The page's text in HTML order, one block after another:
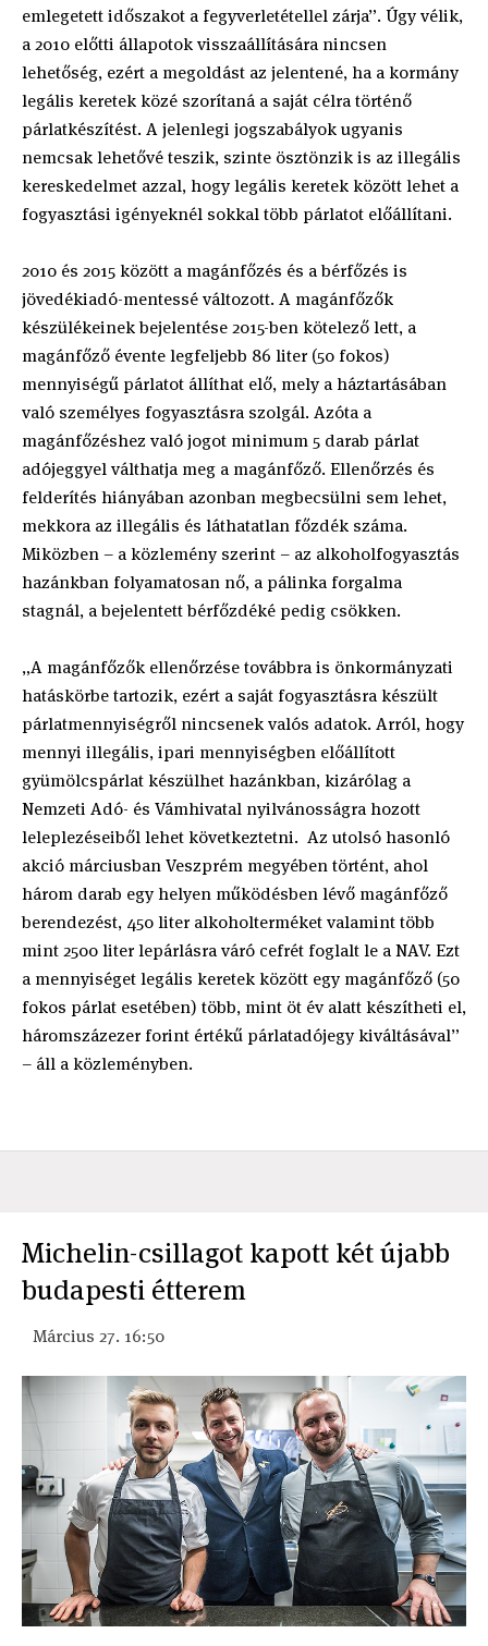
emlegetett időszakot a fegyverletétellel zárja”. Úgy vélik,
a 2010 előtti állapotok visszaállítására nincsen
lehetőség, ezért a megoldást az jelentené, ha a kormány
legális keretek közé szorítaná a saját célra történő
párlatkészítést. A jelenlegi jogszabályok ugyanis
nemcsak lehetővé teszik, szinte ösztönzik is az illegális
kereskedelmet azzal, hogy legális keretek között lehet a
fogyasztási igényeknél sokkal több párlatot előállítani.
2010 és 2015 között a magánfőzés és a bérfőzés is
jövedékiadó-mentessé változott. A magánfőzők
készülékeinek bejelentése 2015-ben kötelező lett, a
magánfőző évente legfeljebb 86 liter (50 fokos)
mennyiségű párlatot állíthat elő, mely a háztartásában
való személyes fogyasztásra szolgál. Azóta a
magánfőzéshez való jogot minimum 5 darab párlat
adójeggyel válthatja meg a magánfőző. Ellenőrzés és
felderítés hiányában azonban megbecsülni sem lehet,
mekkora az illegális és láthatatlan főzdék száma.
Miközben – a közlemény szerint – az alkoholfogyasztás
hazánkban folyamatosan nő, a pálinka forgalma
stagnál, a bejelentett bérfőzdéké pedig csökken.
„A magánfőzők ellenőrzése továbbra is önkormányzati
hatáskörbe tartozik, ezért a saját fogyasztásra készült
párlatmennyiségről nincsenek valós adatok. Arról, hogy
mennyi illegális, ipari mennyiségben előállított
gyümölcspárlat készülhet hazánkban, kizárólag a
Nemzeti Adó- és Vámhivatal nyilvánosságra hozott
leleplezéseiből lehet következtetni. Az utolsó hasonló
akció márciusban Veszprém megyében történt, ahol
három darab egy helyen működésben lévő magánfőző
berendezést, 450 liter alkoholterméket valamint több
mint 2500 liter lepárlásra váró cefrét foglalt le a NAV. Ezt
a mennyiséget legális keretek között egy magánfőző (50
fokos párlat esetében) több, mint öt év alatt készítheti el,
háromszázezer forint értékű párlatadójegy kiváltásával”
– áll a közleményben.
Michelin-csillagot kapott két újabb
budapesti étterem
Március 27. 16:50